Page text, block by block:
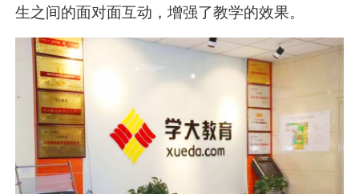
生之间的面对面互动，增强了教学的效果。